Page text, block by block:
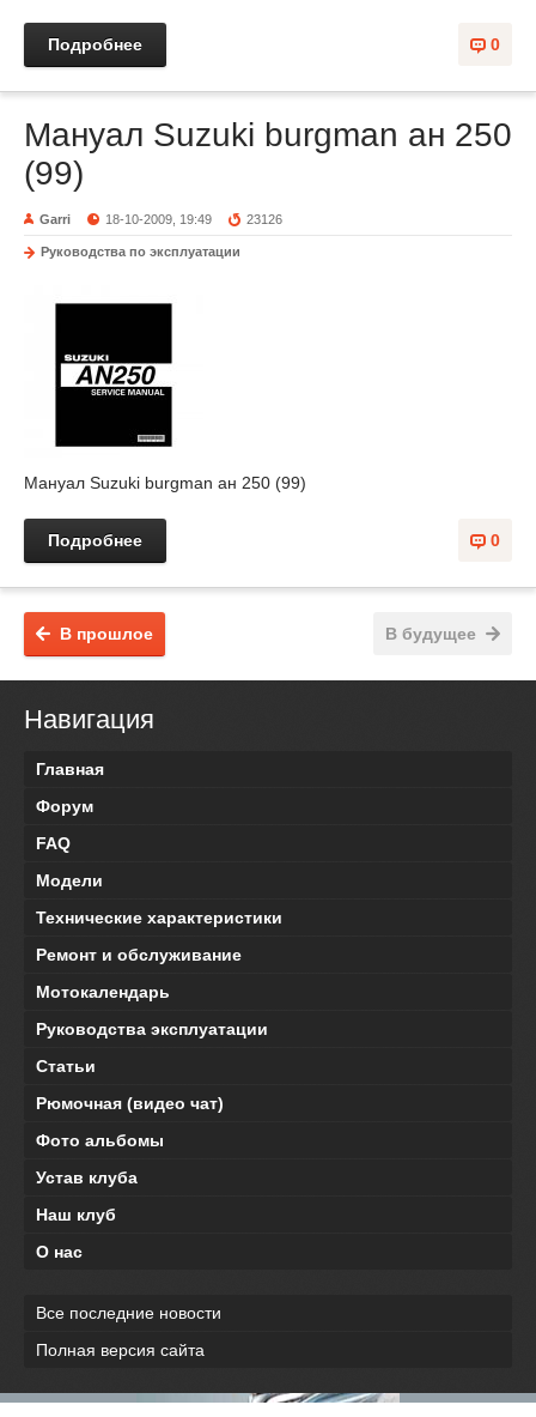
0
Подробнее
Мануал Suzuki burgman ан 250
(99)
Garri 18-10-2009, 19:49 23126
Руководства по эксплуатации
Мануал Suzuki burgman ан 250 (99)
0
Подробнее
В будущее
В прошлое
Навигация
Главная
Форум
FAQ
Модели
Технические характеристики
Ремонт и обслуживание
Мотокалендарь
Руководства эксплуатации
Статьи
Рюмочная (видео чат)
Фото альбомы
Устав клуба
Наш клуб
О нас
Все последние новости
Полная версия сайта